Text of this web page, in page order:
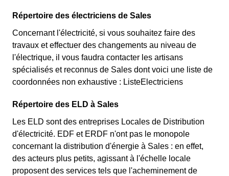
Répertoire des électriciens de Sales
Concernant l'électricité, si vous souhaitez faire des
travaux et effectuer des changements au niveau de
l'électrique, il vous faudra contacter les artisans
spécialisés et reconnus de Sales dont voici une liste de
coordonnées non exhaustive : ListeElectriciens
Répertoire des ELD à Sales
Les ELD sont des entreprises Locales de Distribution
d'électricité. EDF et ERDF n'ont pas le monopole
concernant la distribution d'énergie à Sales : en effet,
des acteurs plus petits, agissant à l'échelle locale
proposent des services tels que l'acheminement de